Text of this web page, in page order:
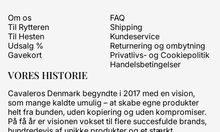
VORES HISTORIE
Cavaleros Denmark begyndte i 2017 med en vision,
som mange kaldte umulig – at skabe egne produkter
helt fra bunden, uden kopiering og uden kompromiser.
På få år er visionen vokset til flere succesfulde brands,
Om os
Til Rytteren
Til Hesten
Udsalg %
Gavekort
FAQ
Shipping
Kundeservice
Returnering og ombytning
Privatlivs- og Cookiepolitik
Handelsbetingelser